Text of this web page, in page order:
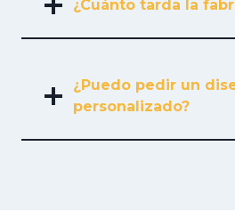
¿Cuánto tarda la
¿Puedo pedir un
personalizado?